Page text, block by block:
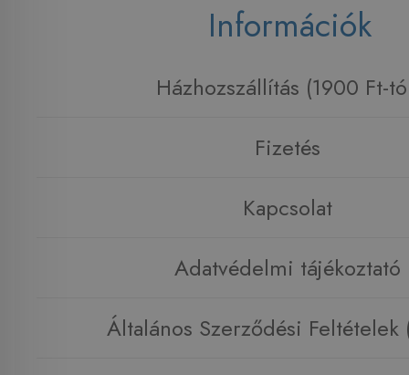
Információk
Házhozszállítás (1900 Ft-
Fizetés
Kapcsolat
Adatvédelmi tájékoztató
Általános Szerződési Feltételek